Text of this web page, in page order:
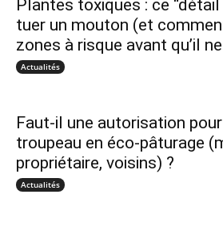
Plantes toxiques : ce
tuer un mouton (et
zones à risque avant qu’il
Actualités
Faut-il une autorisation
troupeau en éco-pâturage
propriétaire, voisins) ?
Actualités